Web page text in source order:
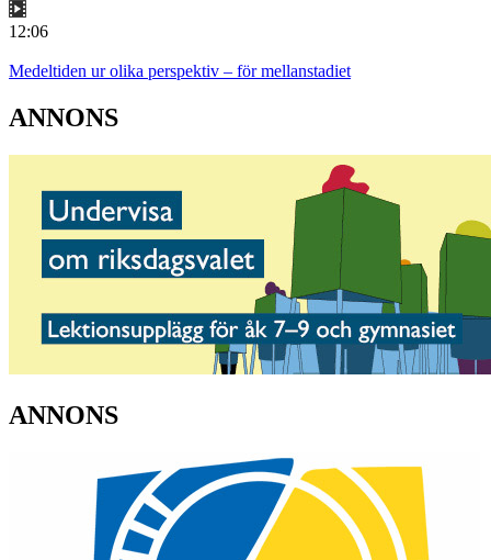
12:06
Medeltiden ur olika perspektiv – för mellanstadiet
ANNONS
ANNONS